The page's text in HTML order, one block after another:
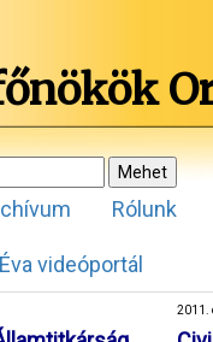
Rólunk
videóportál
2011.